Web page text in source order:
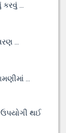
...
...
...
થઈ